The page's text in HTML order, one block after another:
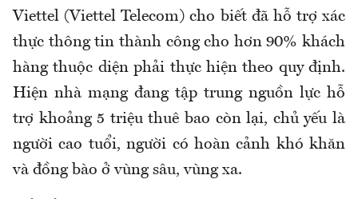
Viettel (Viettel Telecom) cho biết đã hỗ trợ xác
thực thông tin thành công cho hơn 90% khách
hàng thuộc diện phải thực hiện theo quy định.
Hiện nhà mạng đang tập trung nguồn lực hỗ
trợ khoảng 5 triệu thuê bao còn lại, chủ yếu là
người cao tuổi, người có hoàn cảnh khó khăn
và đồng bào ở vùng sâu, vùng xa.